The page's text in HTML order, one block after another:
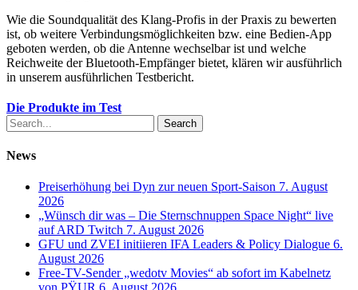
Wie die Soundqualität des Klang-Profis in der Praxis zu bewerten
ist, ob weitere Verbindungsmöglichkeiten bzw. eine Bedien-App
geboten werden, ob die Antenne wechselbar ist und welche
Reichweite der Bluetooth-Empfänger bietet, klären wir ausführlich
in unserem ausführlichen Testbericht.
Die Produkte im Test
Search
News
Preiserhöhung bei Dyn zur neuen Sport-Saison 7. August
2026
„Wünsch dir was – Die Sternschnuppen Space Night“ live
auf ARD Twitch 7. August 2026
GFU und ZVEI initiieren IFA Leaders & Policy Dialogue 6.
August 2026
Free-TV-Sender „wedotv Movies“ ab sofort im Kabelnetz